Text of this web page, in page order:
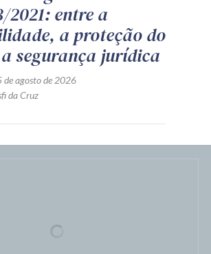
2021: entre a
a proteção do
segurança jurídica
de agosto de 2026
da Cruz